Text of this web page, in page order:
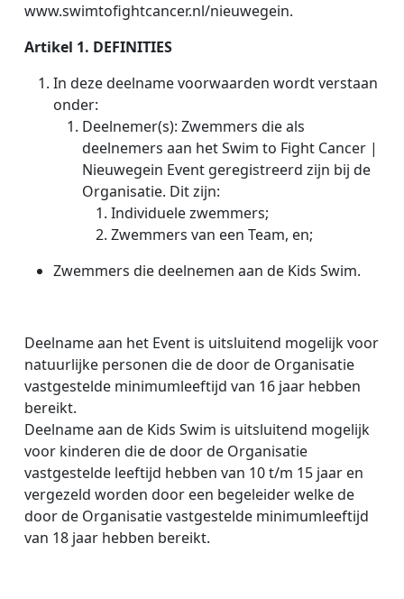
www.swimtofightcancer.nl/nieuwegein.
Artikel 1. DEFINITIES
In deze deelname voorwaarden wordt verstaan
onder:
Deelnemer(s): Zwemmers die als
deelnemers aan het Swim to Fight Cancer |
Nieuwegein Event geregistreerd zijn bij de
Organisatie. Dit zijn:
Individuele zwemmers;
Zwemmers van een Team, en;
Zwemmers die deelnemen aan de Kids Swim.
Deelname aan het Event is uitsluitend mogelijk voor
natuurlijke personen die de door de Organisatie
vastgestelde minimumleeftijd van 16 jaar hebben
bereikt.
Deelname aan de Kids Swim is uitsluitend mogelijk
voor kinderen die de door de Organisatie
vastgestelde leeftijd hebben van 10 t/m 15 jaar en
vergezeld worden door een begeleider welke de
door de Organisatie vastgestelde minimumleeftijd
van 18 jaar hebben bereikt.